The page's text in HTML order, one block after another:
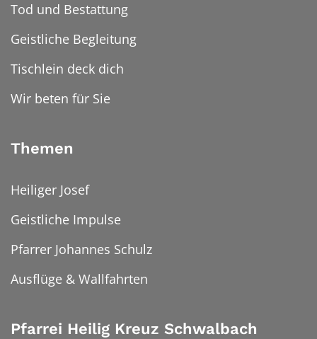
Tod und Bestattung
Geistliche Begleitung
Tischlein deck dich
Wir beten für Sie
Themen
Heiliger Josef
Geistliche Impulse
Pfarrer Johannes Schulz
Ausflüge & Wallfahrten
Pfarrei Heilig Kreuz Schwalbach